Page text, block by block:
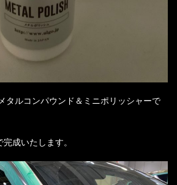
タルコンパウンド＆ミニポリッシャーで
成いたします。